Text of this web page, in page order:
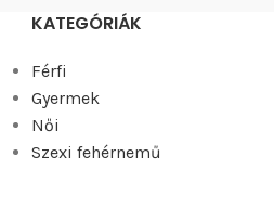
KATEGÓRIÁK
Férfi
Gyermek
Női
Szexi fehérnemű